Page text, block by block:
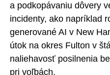
a podkopávaniu dôvery
incidenty, ako napríklad
generované AI v New
útok na okres Fulton v
naliehavosť posilnenia
pri voľbách.